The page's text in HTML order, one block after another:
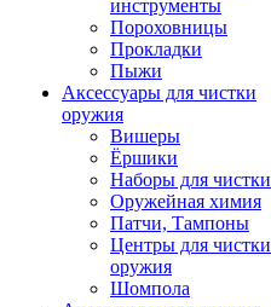
инструменты
Пороховницы
Прокладки
Пыжи
Аксессуары для чистки
оружия
Вишеры
Ёршики
Наборы для чистки
Оружейная химия
Патчи, Тампоны
Центры для чистки
оружия
Шомпола